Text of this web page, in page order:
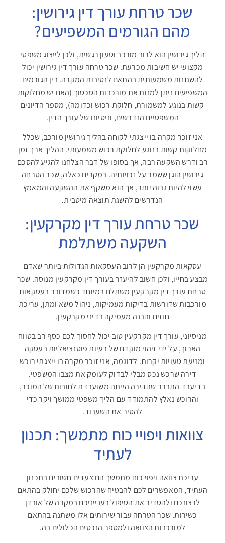
שכר טרחת עורך דין גירושין:
מהם הגורמים המשפיעים?
הליך גירושין הוא לרוב מורכב וטעון רגשית, ולכן לייצוג משפטי
מקצועי יש חשיבות מכרעת. שכר טרחה עורך דין גירושין יכול
להשתנות משמעותית בהתאם לנסיבות המקרה. בין הגורמים
המשפיעים ניתן למנות את מורכבות הסכסוך (האם יש מחלוקות
קשות בנוגע למשמורת, חלוקת רכוש וכדומה), מספר הדיונים
המשפטיים הנדרשים, וניסיונו של עורך הדין.
אני זוכר מקרה בו ייצגתי לקוחה בהליך גירושין מורכב, שכלל
מחלוקות קשות בנוגע לחלוקת רכוש משמעותי. ההליך ארך זמן
רב ודרש השקעה רבה, אך בסופו של דבר הצלחנו להגיע להסכם
גירושין הוגן ששמר על זכויותיה. במקרים כאלה, שכר הטרחה
עשוי להיות גבוה יותר, אך הוא משקף את ההשקעה והמאמץ
הנדרשים להשגת תוצאה מיטבית.
שכר טרחת עורך דין מקרקעין:
השקעה משתלמת
עסקאות מקרקעין הן לרוב העסקאות הגדולות ביותר שאדם
מבצע בחייו, ולכן חשוב להיעזר בעורך דין מקרקעין מנוסה. שכר
טרחת עורך דין מקרקעין משתלם במיוחד כשמדובר בעסקאות
מורכבות שדורשות בדיקות מעמיקות, ניהול משא ומתן, עריכת
חוזים והבנה מעמיקה בדיני מקרקעין.
מניסיוני, עורך דין מקרקעין טוב יכול לחסוך לכם כסף רב בטווח
הארוך, על ידי זיהוי מוקדם של בעיות פוטנציאליות בעסקה
ומניעת טעויות יקרות. לדוגמה, אני זוכר מקרה בו ייצגתי רוכש
דירה שרכש נכס מבלי לבדוק לעומק את מצבו המשפטי.
בדיעבד התברר שהדירה הייתה משועבדת לחובות של המוכר,
והרוכש נאלץ להתמודד עם הליך משפטי ממושך ויקר כדי
להסיר את השעבוד.
צוואות ויפויי כוח מתמשך: תכנון
לעתיד
עריכת צוואה ויפוי כוח מתמשך הם צעדים חשובים בתכנון
העתיד, המאפשרים לכם להבטיח שהרכוש שלכם יחולק בהתאם
לרצונכם ולהסדיר את הטיפול בענייניכם במקרה של אובדן
כשירות. שכר הטרחה עבור שירותים אלו משתנה בהתאם
למורכבות הצוואה ולמספר הנכסים הכלולים בה.